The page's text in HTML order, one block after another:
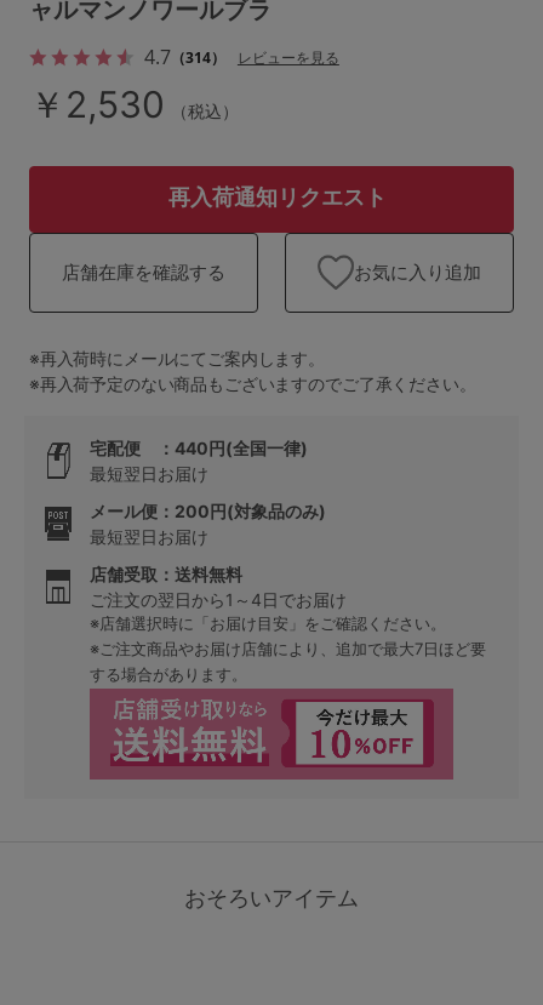
高評価レビューアイテム
WEB限定アイテム
検索を閉じる
ャルマンノワールブラ
4.7（314） レビューを見る
￥2,530 （税込）
再入荷通知リクエスト
店舗在庫を確認する お気に入り追加
※再入荷時にメールにてご案内します。
※再入荷予定のない商品もございますのでご了承ください。
宅配便 ：440円(全国一律)
最短翌日お届け
メール便：200円(対象品のみ)
最短翌日お届け
店舗受取：送料無料
ご注文の翌日から1～4日でお届け
※店舗選択時に「お届け目安」をご確認ください。
※ご注文商品やお届け店舗により、追加で最大7日ほど要
する場合があります。
おそろいアイテム